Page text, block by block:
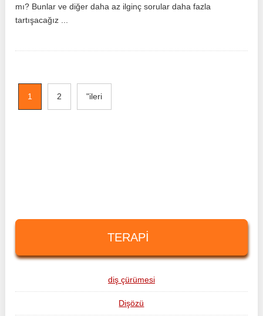
mı? Bunlar ve diğer daha az ilginç sorular daha fazla
tartışacağız ...
1 2 "ileri
TERAPI
diş çürümesi
Dişözü